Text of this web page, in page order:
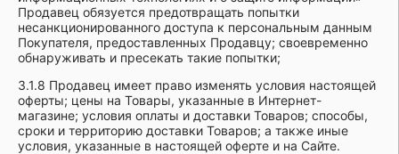
Продавец обязуется предотвращать попытки
несанкционированного доступа к персональным данным
Покупателя, предоставленных Продавцу; своевременно
обнаруживать и пресекать такие попытки;
3.1.8 Продавец имеет право изменять условия настоящей
оферты; цены на Товары, указанные в Интернет-
магазине; условия оплаты и доставки Товаров; способы,
сроки и территорию доставки Товаров; а также иные
условия, указанные в настоящей оферте и на Сайте.